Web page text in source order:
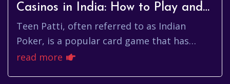
Casinos in India: How to Play and
Win
Teen Patti, often referred to as Indian
Poker, is a popular card game that has
taken the gambling world by storm,
read more